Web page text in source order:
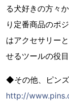
る犬好きの方々
り定番商品のポ
はアクセサリー
せるツールの役
◆その他、ピン
http://